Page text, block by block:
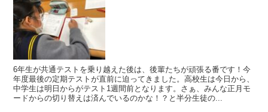
6年生が共通テストを乗り越えた後は、後輩たちが頑張る番です！今
年度最後の定期テストが直前に迫ってきました。高校生は今日から、
中学生は明日からがテスト1週間前となります。さぁ、みんな正月モ
ードからの切り替えは済んでいるのかな！？と半分生徒の...